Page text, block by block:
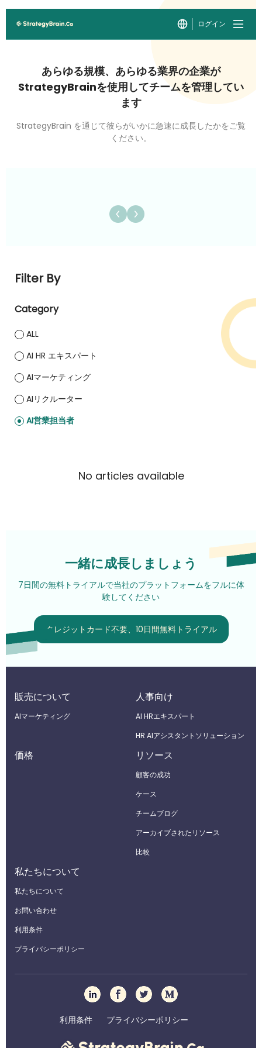
ログイン
あらゆる規模、あらゆる業界の企業が
StrategyBrainを使用してチームを管理してい
ます
StrategyBrain を通じて彼らがいかに急速に成長したかをご覧
ください。
Filter By
Category
ALL
AI HR エキスパート
AIマーケティング
AIリクルーター
AI営業担当者
No articles available
一緒に成長しましょう
7日間の無料トライアルで当社のプラットフォームをフルに体
験してください
クレジットカード不要、10日間無料トライアル
販売について
AIマーケティング
人事向け
Al HRエキスパート
HR AIアシスタントソリューション
価格 リソース
顧客の成功
ケース
チームブログ
アーカイブされたリソース
比較
私たちについて
私たちについて
お問い合わせ
利用条件
プライバシーポリシー
利用条件 プライバシーポリシー